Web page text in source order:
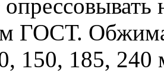
ГОСТ.
150, 185, 240